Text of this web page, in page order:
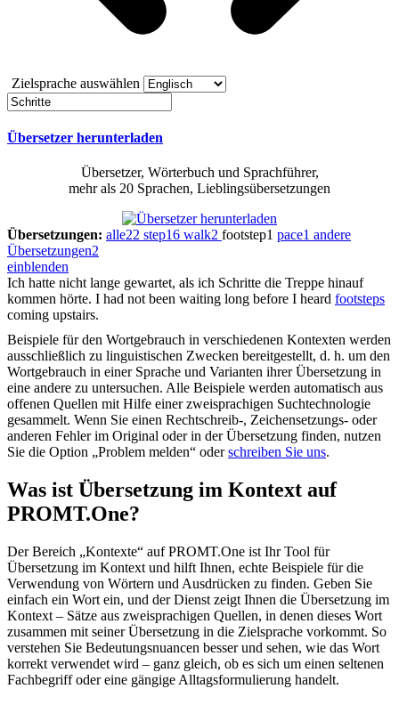
Zielsprache auswählen
Übersetzer herunterladen
Übersetzer, Wörterbuch und Sprachführer,
mehr als 20 Sprachen, Lieblingsübersetzungen
Übersetzungen: alle22 step16 walk2 footstep1 pace1 andere
Übersetzungen2
einblenden
Ich hatte nicht lange gewartet, als ich Schritte die Treppe hinauf
kommen hörte. I had not been waiting long before I heard footsteps
coming upstairs.
Beispiele für den Wortgebrauch in verschiedenen Kontexten werden
ausschließlich zu linguistischen Zwecken bereitgestellt, d. h. um den
Wortgebrauch in einer Sprache und Varianten ihrer Übersetzung in
eine andere zu untersuchen. Alle Beispiele werden automatisch aus
offenen Quellen mit Hilfe einer zweisprachigen Suchtechnologie
gesammelt. Wenn Sie einen Rechtschreib-, Zeichensetzungs- oder
anderen Fehler im Original oder in der Übersetzung finden, nutzen
Sie die Option „Problem melden“ oderschreiben Sie uns.
Was ist Übersetzung im Kontext auf
PROMT.One?
Der Bereich „Kontexte“ auf PROMT.One ist Ihr Tool für
Übersetzung im Kontext und hilft Ihnen, echte Beispiele für die
Verwendung von Wörtern und Ausdrücken zu finden. Geben Sie
einfach ein Wort ein, und der Dienst zeigt Ihnen die Übersetzung im
Kontext – Sätze aus zweisprachigen Quellen, in denen dieses Wort
zusammen mit seiner Übersetzung in die Zielsprache vorkommt. So
verstehen Sie Bedeutungsnuancen besser und sehen, wie das Wort
korrekt verwendet wird – ganz gleich, ob es sich um einen seltenen
Fachbegriff oder eine gängige Alltagsformulierung handelt.